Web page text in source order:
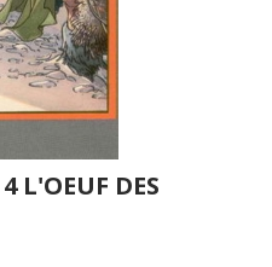
L'OEUF DES